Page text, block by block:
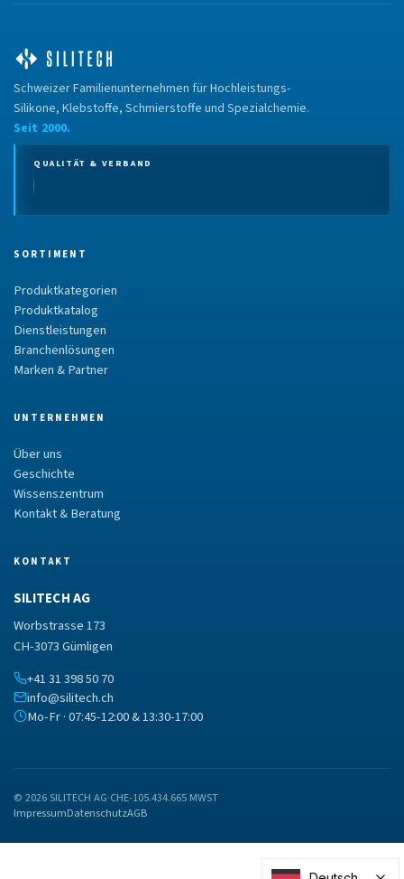
Schweizer Familienunternehmen für Hochleistungs-
Silikone, Klebstoffe, Schmierstoffe und Spezialchemie.
Seit 2000.
QUALITÄT & VERBAND
SORTIMENT
Produktkategorien
Produktkatalog
Dienstleistungen
Branchenlösungen
Marken & Partner
UNTERNEHMEN
Über uns
Geschichte
Wissenszentrum
Kontakt & Beratung
KONTAKT
SILITECH AG
Worbstrasse 173
CH-3073 Gümligen
+41 31 398 50 70
info@silitech.ch
Mo-Fr · 07:45-12:00 & 13:30-17:00
© 2026 SILITECH AG·CHE-105.434.665 MWST
ImpressumDatenschutzAGB